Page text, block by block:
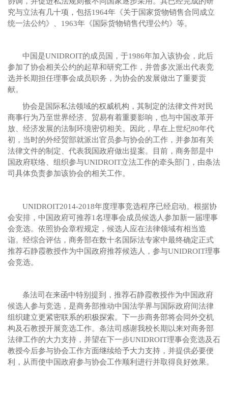
究与立法有几十项，包括1964年《关于国家货物销售合同成立
统一法公约》、 1963年《国际货物销售代理公约》等。
中国是UNIDROIT的成员国，于1986年加入该协会，此后
参加了协会相关公约的起草和研究工作，并曾多次派出代表竞
选并长期担任理事会成员职务，为协会的发展做出了重要贡
献。
协会是国际私法领域的权威机构，其制定的法律文件对民
商事行为乃至世界经济、贸易有着重要影响，也与中国改革开
放、经济发展的法制环境密切相关。因此，早在上世纪80年代
初，当时的外经贸部就派出官员参与协会的工作，并参加有关
法律文件的制定、代表我国政府做出提案。目前，商务部是中
国政府联络、组织参与UNIDROIT立法工作的牵头部门，由条法
司具体负责参加该协会的相关工作。
UNIDROIT2014-2018年度理事竞选程序已经启动。根据协
会安排，中国政府可推荐1名理事会成员候选人参加新一届理事
会竞选。依照协会章程规定，候选人应在法律领域有相当造
诣。经综合评估，商务部在数十名国际法专家中最终确定正式
推荐石静霞教授作为中国政府推荐候选人，参与UNIDROIT理事
会竞选。
条法司在来函中特别提到，推荐石静霞教授作为中国政府
候选人参与竞选，是商务部推动中国法学界与国际政府间法律
组织建立更紧密联系的积极探索。下一步商务部将会同外交机
构及石教授开展竞选工作。条法司感谢我校长期以来对商务部
法律工作的大力支持，并望在下一步UNIDROIT理事会竞选及石
教授今后参与协会工作方面继续给予大力支持，并提供必要便
利，从而使中国政府参与协会工作顺利进行并取得良好效果。